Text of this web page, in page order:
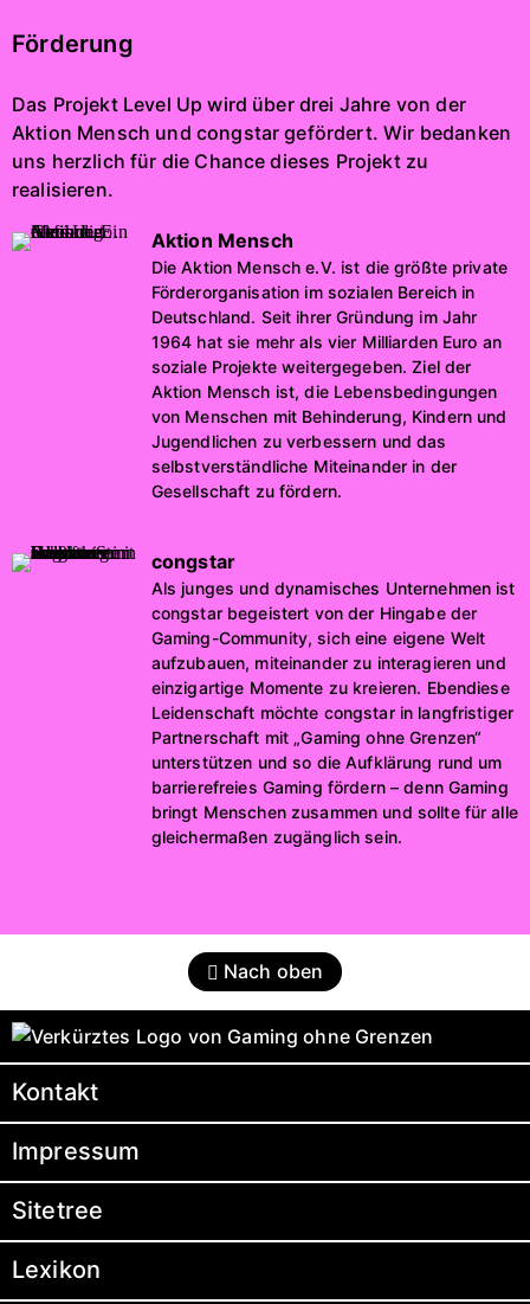
Förderung
Das Projekt Level Up wird über drei Jahre von der
Aktion Mensch und congstar gefördert. Wir bedanken
uns herzlich für die Chance dieses Projekt zu
realisieren.
Aktion Mensch
Die Aktion Mensch e.V. ist die größte private
Förderorganisation im sozialen Bereich in
Deutschland. Seit ihrer Gründung im Jahr
1964 hat sie mehr als vier Milliarden Euro an
soziale Projekte weitergegeben. Ziel der
Aktion Mensch ist, die Lebensbedingungen
von Menschen mit Behinderung, Kindern und
Jugendlichen zu verbessern und das
selbstverständliche Miteinander in der
Gesellschaft zu fördern.
congstar
Als junges und dynamisches Unternehmen ist
congstar begeistert von der Hingabe der
Gaming-Community, sich eine eigene Welt
aufzubauen, miteinander zu interagieren und
einzigartige Momente zu kreieren. Ebendiese
Leidenschaft möchte congstar in langfristiger
Partnerschaft mit „Gaming ohne Grenzen“
unterstützen und so die Aufklärung rund um
barrierefreies Gaming fördern – denn Gaming
bringt Menschen zusammen und sollte für alle
gleichermaßen zugänglich sein.
Nach oben
Kontakt
Impressum
Sitetree
Lexikon